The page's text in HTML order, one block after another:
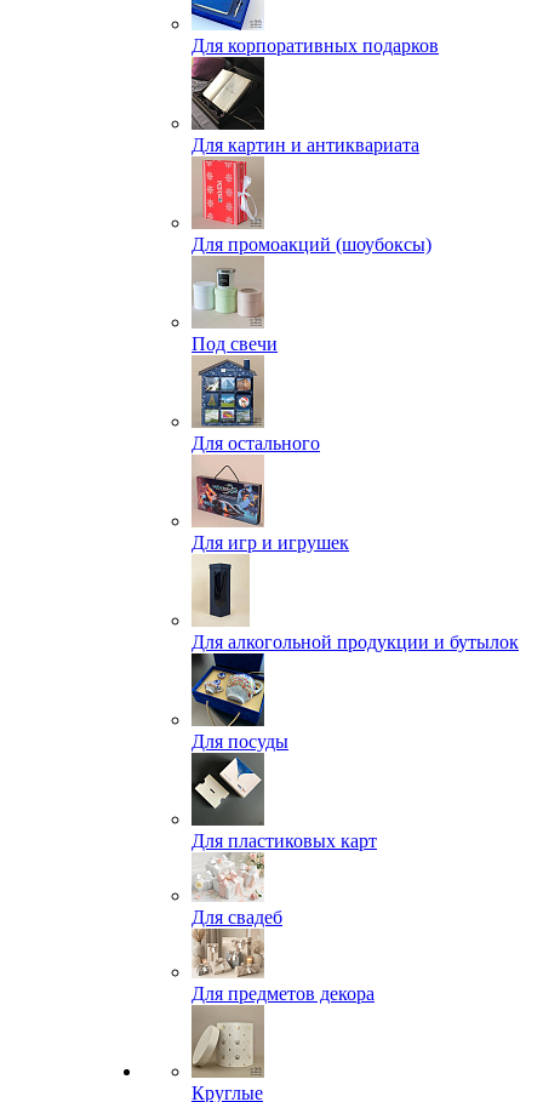
Для корпоративных подарков
Для картин и антиквариата
Для промоакций (шоубоксы)
Под свечи
Для остального
Для игр и игрушек
Для алкогольной продукции и бутылок
Для посуды
Для пластиковых карт
Для свадеб
Для предметов декора
Круглые